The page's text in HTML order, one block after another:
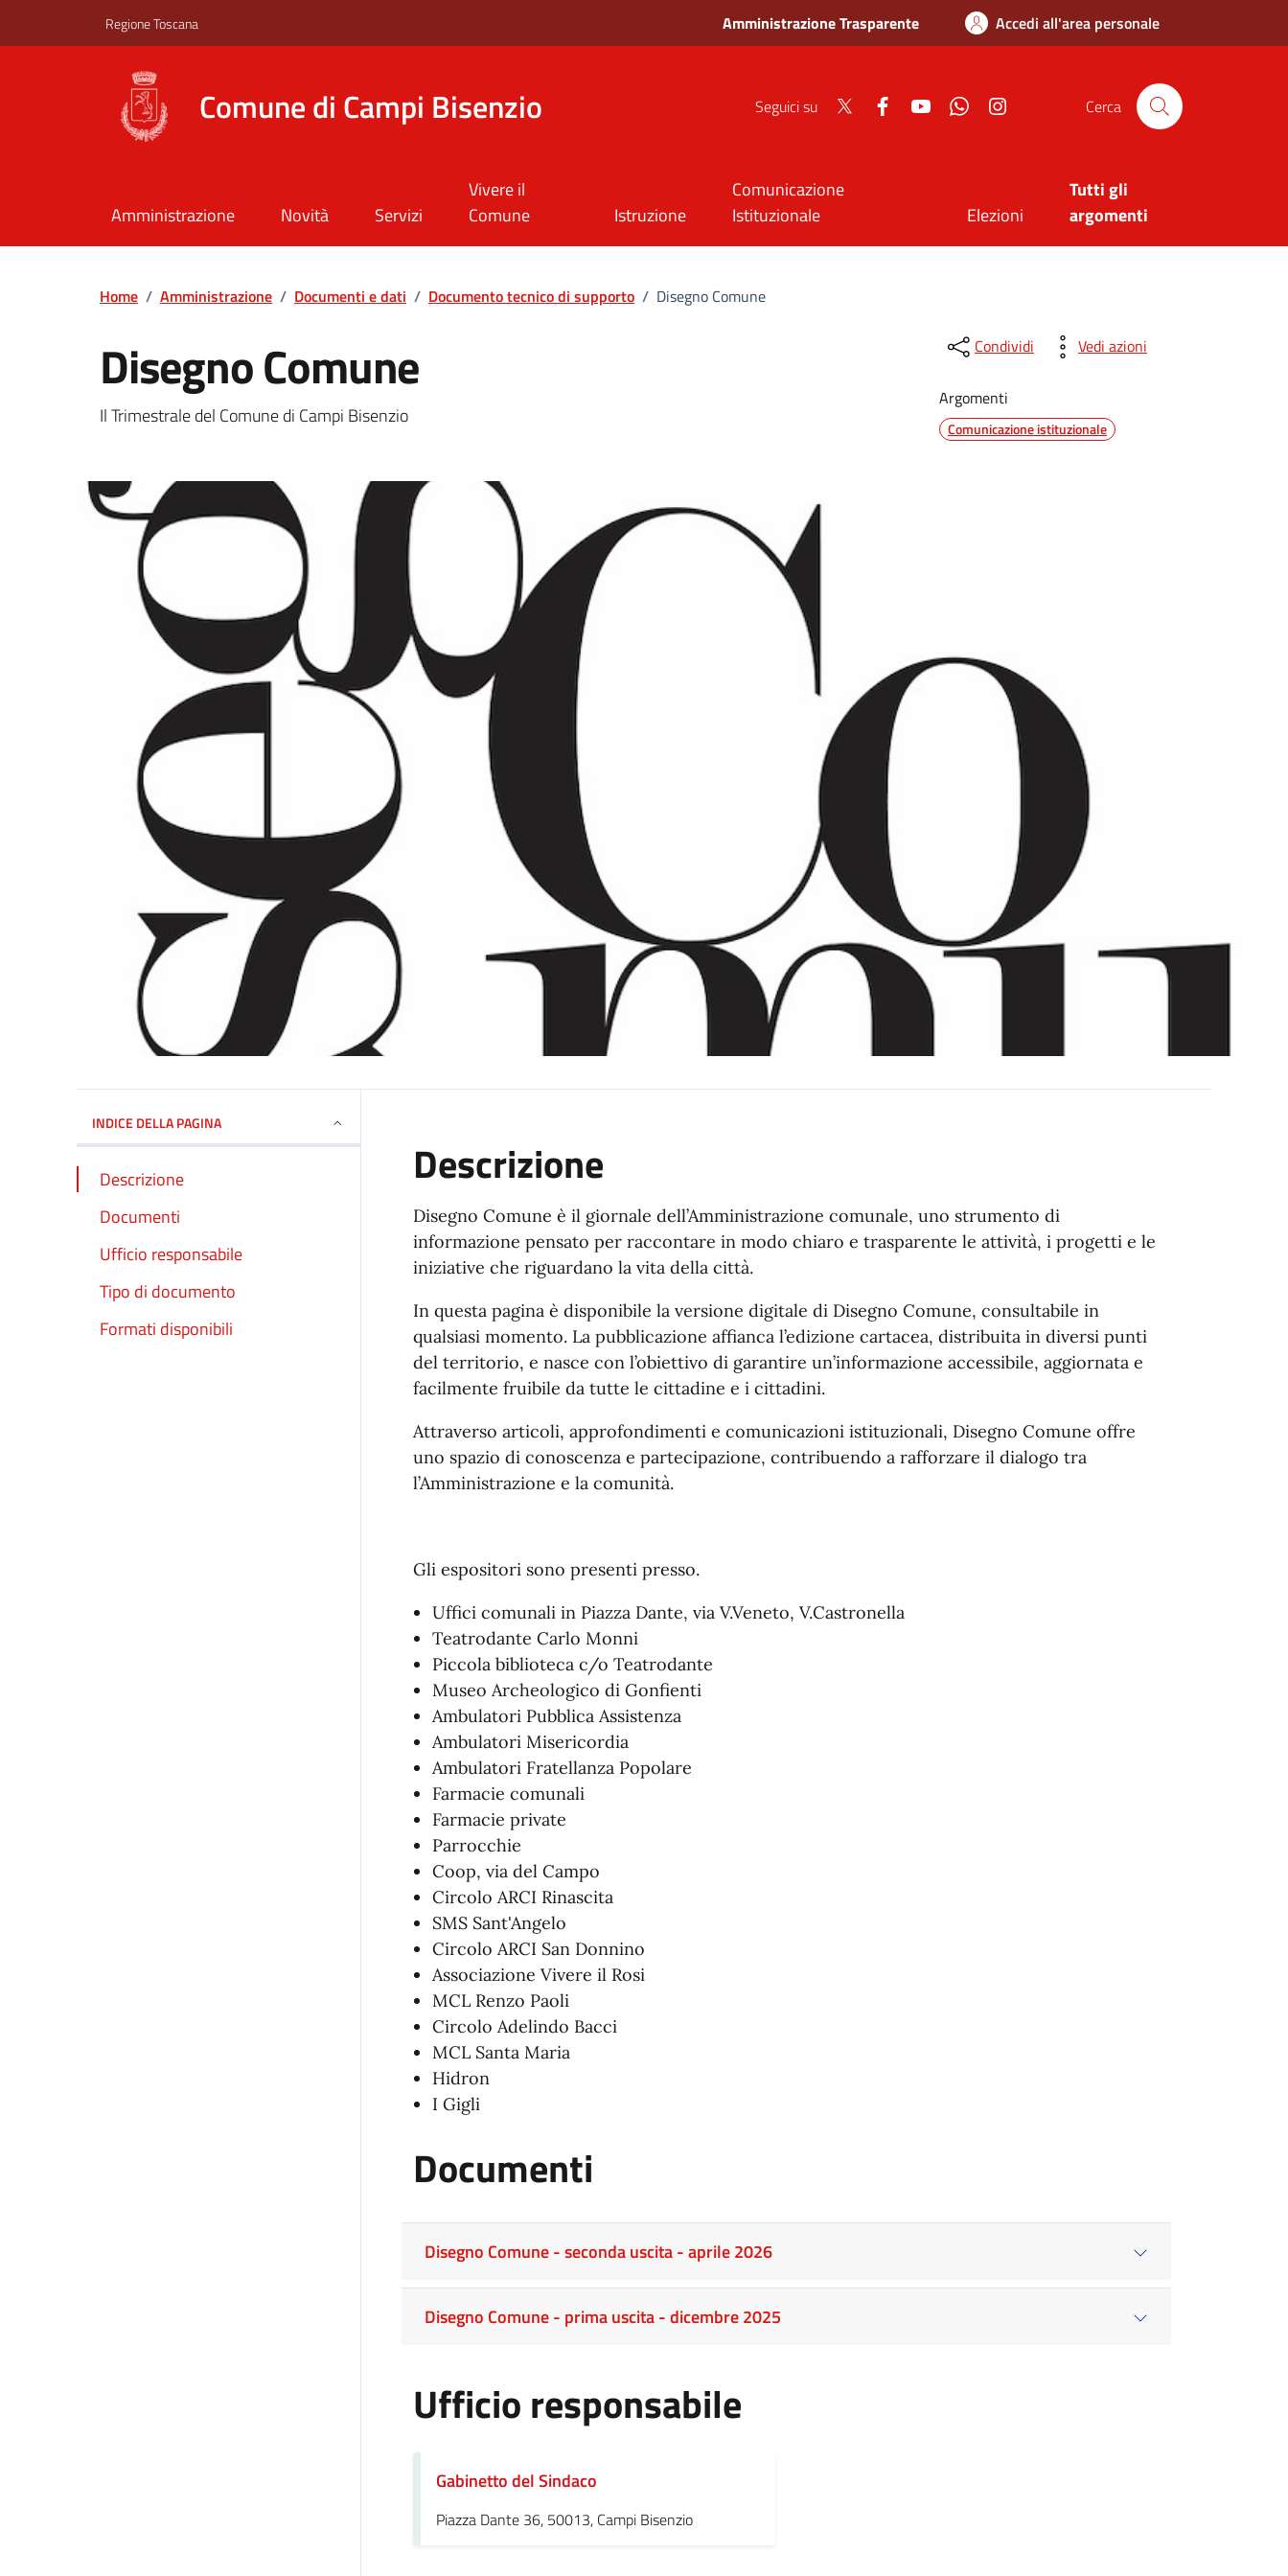
Regione Toscana Amministrazione Trasparente Accedi all'area personale
Comune di Campi Bisenzio Seguici su Twitter FacebookYoutube Whatsapp Cerca
Amministrazione Novità Servizi
Vivere il
Comune
Istruzione
Comunicazione
Istituzionale
Elezioni
Tutti gli
argomenti
Home / Amministrazione / Documenti e dati / Documento tecnico di supporto / Disegno Comune
Disegno Comune
Il Trimestrale del Comune di Campi Bisenzio
Condividi Vedi azioni
Argomenti
Comunicazione istituzionale
INDICE DELLA PAGINA
Descrizione
Documenti
Ufficio responsabile
Tipo di documento
Formati disponibili
Descrizione
Disegno Comune è il giornale dell’Amministrazione comunale, uno strumento di
informazione pensato per raccontare in modo chiaro e trasparente le attività, i progetti e le
iniziative che riguardano la vita della città.
In questa pagina è disponibile la versione digitale di Disegno Comune, consultabile in
qualsiasi momento. La pubblicazione affianca l’edizione cartacea, distribuita in diversi punti
del territorio, e nasce con l’obiettivo di garantire un’informazione accessibile, aggiornata e
facilmente fruibile da tutte le cittadine e i cittadini.
Attraverso articoli, approfondimenti e comunicazioni istituzionali, Disegno Comune offre
uno spazio di conoscenza e partecipazione, contribuendo a rafforzare il dialogo tra
l’Amministrazione e la comunità.
Gli espositori sono presenti presso.
Uffici comunali in Piazza Dante, via V.Veneto, V.Castronella
Teatrodante Carlo Monni
Piccola biblioteca c/o Teatrodante
Museo Archeologico di Gonfienti
Ambulatori Pubblica Assistenza
Ambulatori Misericordia
Ambulatori Fratellanza Popolare
Farmacie comunali
Farmacie private
Parrocchie
Coop, via del Campo
Circolo ARCI Rinascita
SMS Sant'Angelo
Circolo ARCI San Donnino
Associazione Vivere il Rosi
MCL Renzo Paoli
Circolo Adelindo Bacci
MCL Santa Maria
Hidron
I Gigli
Documenti
Disegno Comune - seconda uscita - aprile 2026
Disegno Comune - prima uscita - dicembre 2025
Ufficio responsabile
Gabinetto del Sindaco
Piazza Dante 36, 50013, Campi Bisenzio